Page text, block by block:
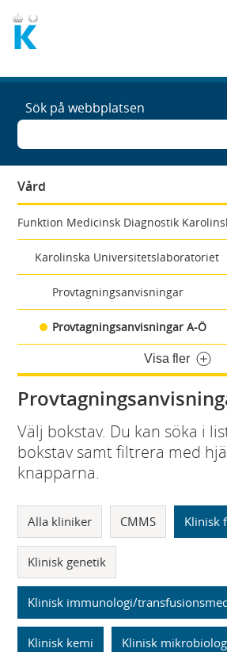
Sök på webbplatsen
Vård
Funktion Medicinsk Diagnostik
Karolinska Universitetslaboratoriet
Provtagningsanvisningar
Provtagningsanvisningar A-Ö
Visa fler
Välj bokstav. Du kan söka i
bokstav samt filtrera med
knapparna.
Alla kliniker CMMS Klinisk
Klinisk genetik
Klinisk immunologi/
Klinisk kemi Klinisk